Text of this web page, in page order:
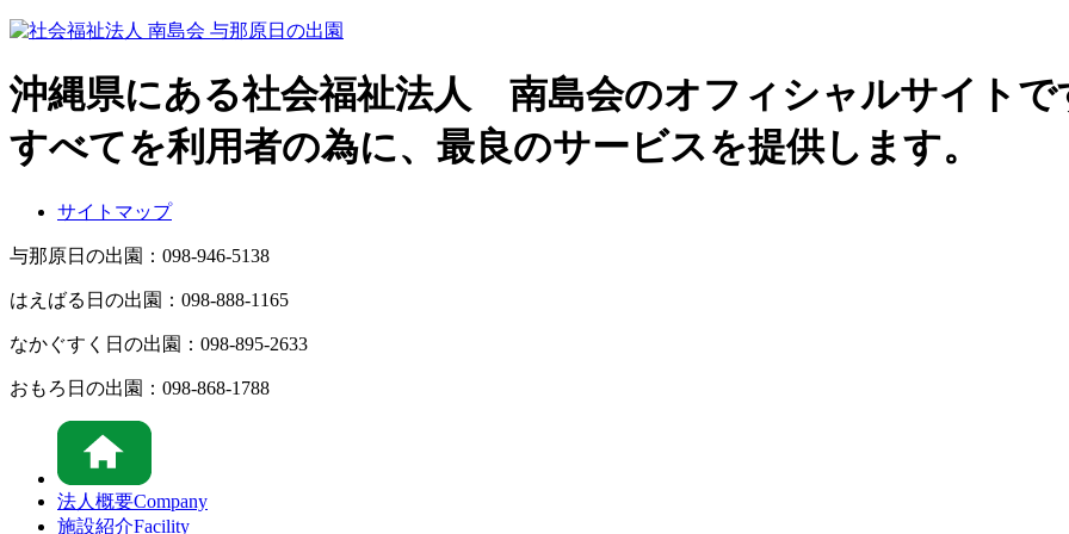
沖縄県にある社会福祉法人 南島会のオフィシャルサイトで
すべてを利用者の為に、最良のサービスを提供します。
サイトマップ
与那原日の出園： 098-946-5138
はえばる日の出園： 098-888-1165
なかぐすく日の出園： 098-895-2633
おもろ日の出園： 098-868-1788
法人概要Company
施設紹介Facility